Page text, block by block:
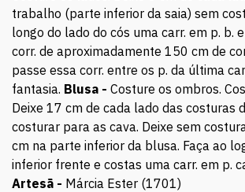
trabalho (parte inferior da saia) sem
longo do lado do cós uma carr. em p. b.
corr. de aproximadamente 150 cm de
passe essa corr. entre os p. da última
fantasia. Blusa - Costure os ombros.
Deixe 17 cm de cada lado das costuras
costurar para as cava. Deixe sem
cm na parte inferior da blusa. Faça ao
inferior frente e costas uma carr. em p.
Artesã - Márcia Ester (1701)